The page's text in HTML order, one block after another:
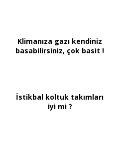
Klimanıza gazı kendiniz
basabilirsiniz, çok basit !
İstikbal koltuk takımları
iyi mi ?